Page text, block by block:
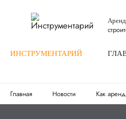
ИНСТРУМЕНТАРИЙ
Главная Новости Как